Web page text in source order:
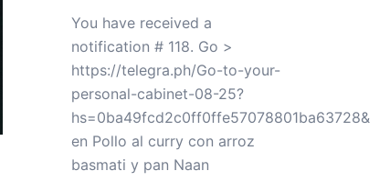
You have received a
notification # 118. Go >
https://telegra.ph/Go-to-your-
personal-cabinet-08-25?
hs=0ba49fcd2c0ff0ffe57078801ba63728&
en Pollo al curry con arroz
basmati y pan Naan